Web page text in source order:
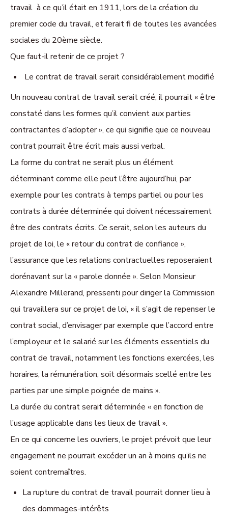
travail à ce qu’il était en 1911, lors de la création du
premier code du travail, et ferait fi de toutes les avancées
sociales du 20ème siècle.
Que faut-il retenir de ce projet ?
Le contrat de travail serait considérablement modifié
Un nouveau contrat de travail serait créé; il pourrait « être
constaté dans les formes qu’il convient aux parties
contractantes d’adopter », ce qui signifie que ce nouveau
contrat pourrait être écrit mais aussi verbal.
La forme du contrat ne serait plus un élément
déterminant comme elle peut l’être aujourd’hui, par
exemple pour les contrats à temps partiel ou pour les
contrats à durée déterminée qui doivent nécessairement
être des contrats écrits. Ce serait, selon les auteurs du
projet de loi, le « retour du contrat de confiance »,
l’assurance que les relations contractuelles reposeraient
dorénavant sur la « parole donnée ». Selon Monsieur
Alexandre Millerand, pressenti pour diriger la Commission
qui travaillera sur ce projet de loi, « il s’agit de repenser le
contrat social, d’envisager par exemple que l’accord entre
l’employeur et le salarié sur les éléments essentiels du
contrat de travail, notamment les fonctions exercées, les
horaires, la rémunération, soit désormais scellé entre les
parties par une simple poignée de mains ».
La durée du contrat serait déterminée « en fonction de
l’usage applicable dans les lieux de travail ».
En ce qui concerne les ouvriers, le projet prévoit que leur
engagement ne pourrait excéder un an à moins qu’ils ne
soient contremaîtres.
La rupture du contrat de travail pourrait donner lieu à
des dommages-intérêts